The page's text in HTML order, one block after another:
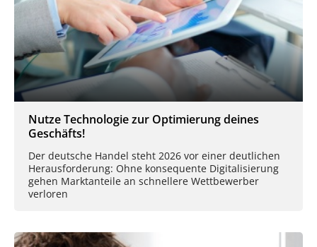
Nutze Technologie zur Optimierung deines
Geschäfts!
Der deutsche Handel steht 2026 vor einer deutlichen
Herausforderung: Ohne konsequente Digitalisierung
gehen Marktanteile an schnellere Wettbewerber
verloren